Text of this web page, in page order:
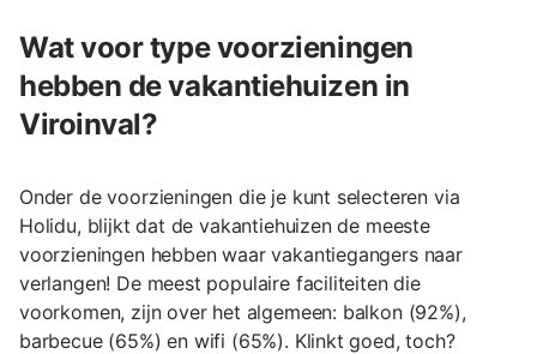
Wat voor type voorzieningen
hebben de vakantiehuizen in
Viroinval?
Onder de voorzieningen die je kunt selecteren via
Holidu, blijkt dat de vakantiehuizen de meeste
voorzieningen hebben waar vakantiegangers naar
verlangen! De meest populaire faciliteiten die
voorkomen, zijn over het algemeen: balkon (92%),
barbecue (65%) en wifi (65%). Klinkt goed, toch?